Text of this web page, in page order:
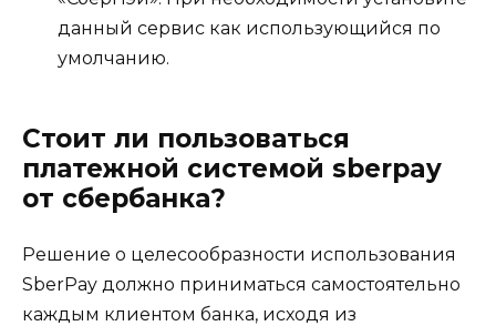
данный сервис как использующийся по
умолчанию.
Стоит ли пользоваться
платежной системой sberpay
от сбербанка?
Решение о целесообразности использования
SberPay должно приниматься самостоятельно
каждым клиентом банка, исходя из